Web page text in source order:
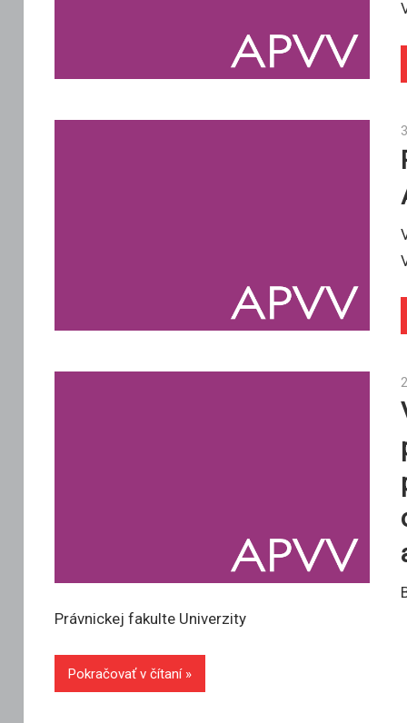
Právnickej fakulte Univerzity
Pokračovať v čítaní